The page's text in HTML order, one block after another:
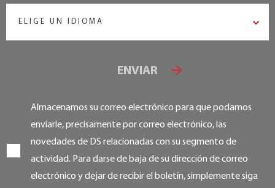
ELIGE UN IDIOMA
ENVIAR
Almacenamos su correo electrónico para que podamos
enviarle, precisamente por correo electrónico, las
novedades de DS relacionadas con su segmento de
actividad. Para darse de baja de su dirección de correo
electrónico y dejar de recibir el boletín, simplemente siga